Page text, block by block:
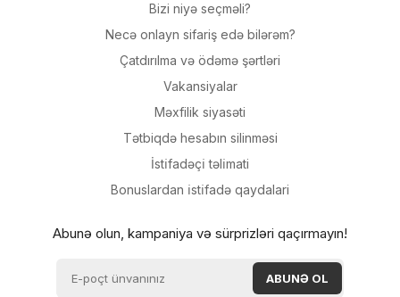
Bizi niyə seçməli?
Necə onlayn sifariş edə bilərəm?
Çatdırılma və ödəmə şərtləri
Vakansiyalar
Məxfilik siyasəti
Tətbiqdə hesabın silinməsi
İsti̇fadəçi̇ təli̇mati
Bonuslardan i̇sti̇fadə qaydalari
Abunə olun, kampaniya və sürprizləri qaçırmayın!